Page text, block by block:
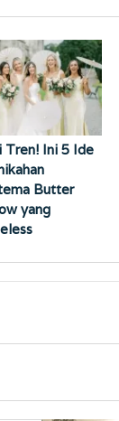
Tren! Ini 5 Ide
Butter
yang